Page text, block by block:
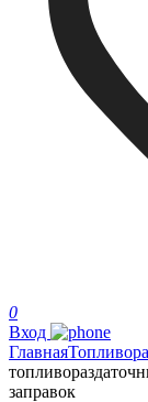
0
Вход
Главная
заправок